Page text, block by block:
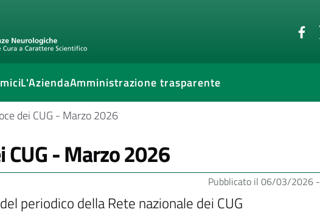
L'AziendaAmministrazione trasparente
dei CUG - Marzo 2026
CUG - Marzo 2026
Pubblicato il 06/03/2026 -
periodico della Rete nazionale dei CUG